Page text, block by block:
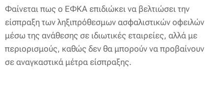
Φαίνεται πως ο ΕΦΚΑ επιδιώκει να βελτιώσει την
είσπραξη των ληξιπρόθεσμων ασφαλιστικών οφειλών
μέσω της ανάθεσης σε ιδιωτικές εταιρείες, αλλά με
περιορισμούς, καθώς δεν θα μπορούν να προβαίνουν
σε αναγκαστικά μέτρα είσπραξης.